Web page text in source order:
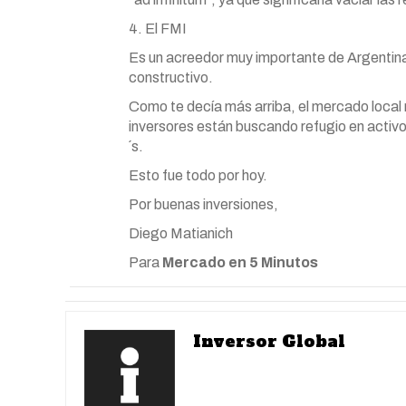
4. El FMI
Es un acreedor muy importante de
constructivo.
Como te decía más arriba, el mercado
inversores están buscando refugio en
´s.
Esto fue todo por hoy.
Por buenas inversiones,
Diego Matianich
Para Mercado en 5 Minutos
Inversor Global